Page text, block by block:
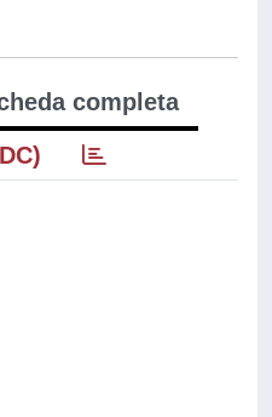
completa